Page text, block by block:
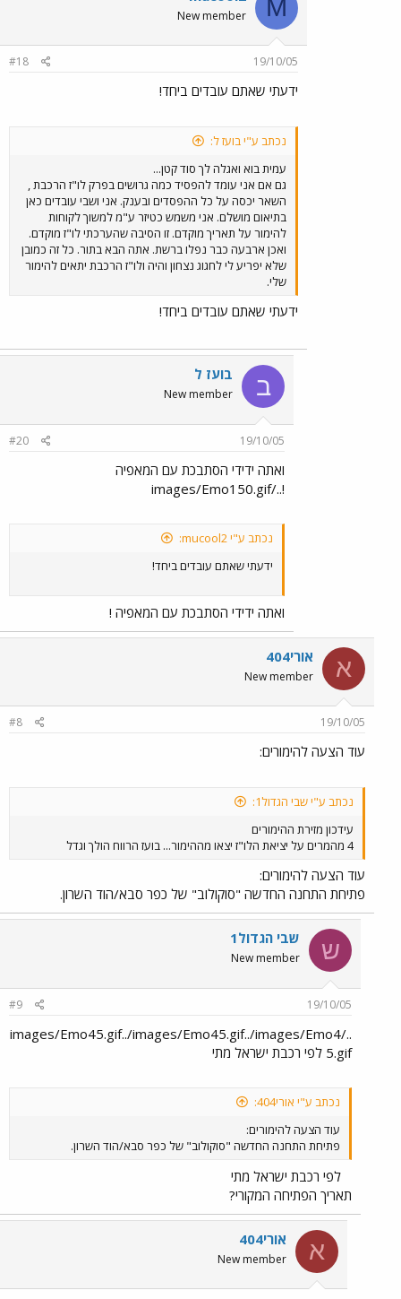
M
New member
19/10/05
#18
ידעתי שאתם עובדים ביחד!
נכתב ע"י בועז ל:
עמית בוא ואגלה לך סוד קטן...
גם אם אני עומד להפסיד כמה גרושים בפרק לו"ז הרכבת ,
השאר יכסה על כל ההפסדים ובענק. אני ושבי עובדים כאן
בתיאום מושלם. אני משמש כטיזר ע"מ למשוך לקוחות
להימור על תאריך מוקדם. זו הסיבה שהערכתי לו"ז מוקדם.
ואכן ארבעה כבר נפלו ברשת. אתה הבא בתור. כל זה כמובן
שלא יפריע לי לחגוג נצחון והיה ולו"ז הרכבת יתאים להימור
שלי.
ידעתי שאתם עובדים ביחד!
ב בועז ל
New member
19/10/05
#20
ואתה ידידי הסתבכת עם המאפיה
!../images/Emo150.gif
נכתב ע"י mucool2:
ידעתי שאתם עובדים ביחד!
ואתה ידידי הסתבכת עם המאפיה !
א אורי404
New member
19/10/05
#8
עוד הצעה להימורים:
נכתב ע"י שבי הגדול1:
עידכון מזירת ההימורים
4 מהמרים על יציאת הלו"ז יצאו מההימור... בועז הרווח הולך וגדל
עוד הצעה להימורים:
פתיחת התחנה החדשה "סוקולוב" של כפר סבא/הוד השרון.
ש שבי הגדול1
New member
19/10/05
#9
../images/Emo45.gif../images/Emo45.gif../images/Emo4
5.gif לפי רכבת ישראל מתי
נכתב ע"י אורי404:
עוד הצעה להימורים:
פתיחת התחנה החדשה "סוקולוב" של כפר סבא/הוד השרון.
לפי רכבת ישראל מתי
תאריך הפתיחה המקורי?
א אורי404
New member